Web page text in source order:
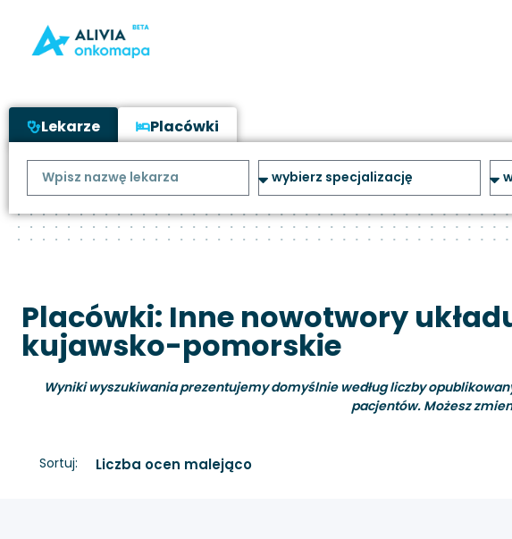
Lekarze Placówki
Placówki: Inne nowotwory
kujawsko-pomorskie
Wyniki wyszukiwania prezentujemy domyślnie według liczby
pacjentów. Możesz
Sortuj: